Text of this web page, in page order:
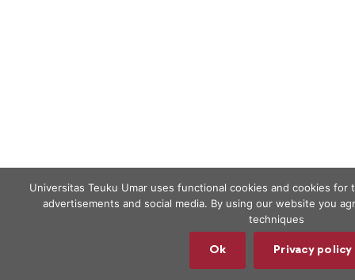
Universitas Teuku Umar uses functional cookies and cookies
advertisements and social media. By using our website you
techniques
Ok Privacy policy